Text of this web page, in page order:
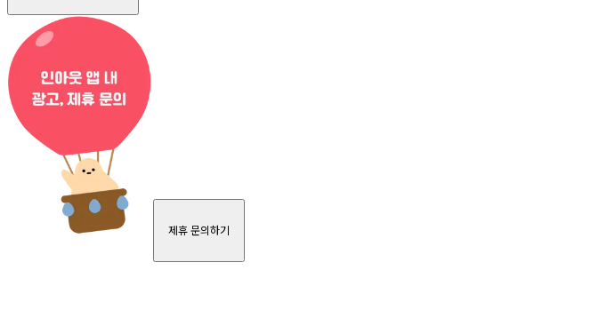
제휴 문의하기